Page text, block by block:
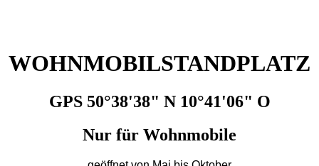
WOHNMOBIL­STAND­PLATZ
GPS 50°38'38" N 10°41'06" O
Nur für Wohnmobile